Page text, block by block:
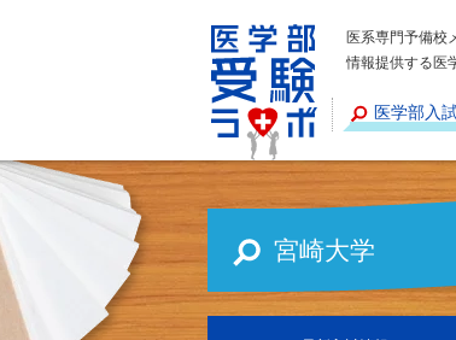
医系専門予備校
情報提供する医
医学部入
宮崎大学